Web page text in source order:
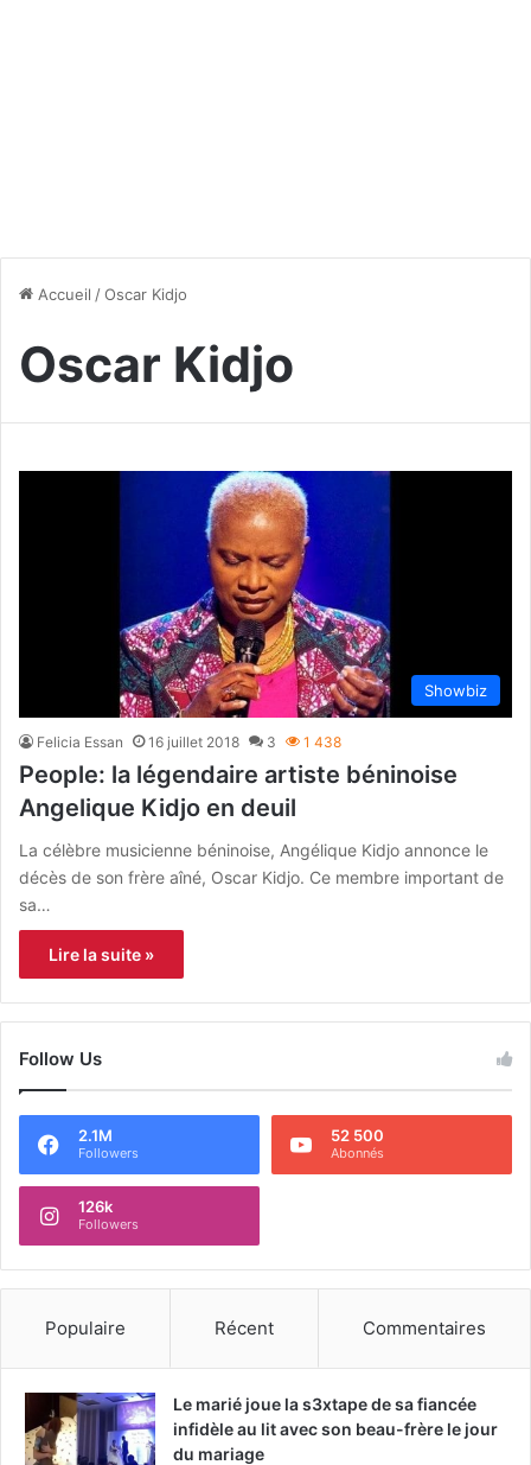
Accueil /Oscar Kidjo
Oscar Kidjo
Showbiz
Felicia Essan 16 juillet 2018 3 1 438
People: la légendaire artiste béninoise
Angelique Kidjo en deuil
La célèbre musicienne béninoise, Angélique Kidjo annonce le
décès de son frère aîné, Oscar Kidjo. Ce membre important de
sa…
Lire la suite »
Follow Us
2.1M
Followers
52 500
Abonnés
126k
Followers
Populaire Récent Commentaires
Le marié joue la s3xtape de sa fiancée
infidèle au lit avec son beau-frère le jour
du mariage